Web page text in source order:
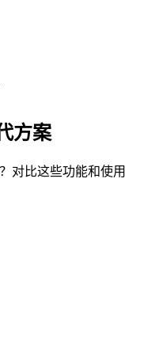
方案
对比这些功能和使用